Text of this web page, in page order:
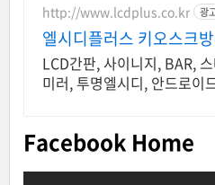
http://www.lcdplus.co.kr 광
엘시디플러스 키오스크
체
LCD간판, 사이니지, BAR,
미러, 투명엘시디, 안드로이드
Facebook Home